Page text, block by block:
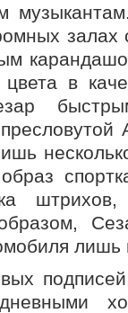
залах
цвета в